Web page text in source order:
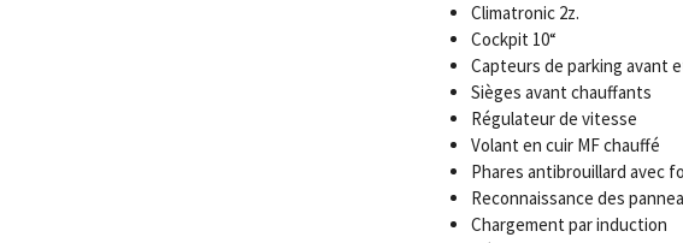
Climatronic 2z.
Cockpit 10“
Capteurs de parking avant
Sièges avant chauffants
Régulateur de vitesse
Volant en cuir MF chauffé
Phares antibrouillard avec
Reconnaissance des
Chargement par induction